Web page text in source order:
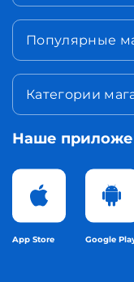
Популярные
Категории
Наше
App Store Google